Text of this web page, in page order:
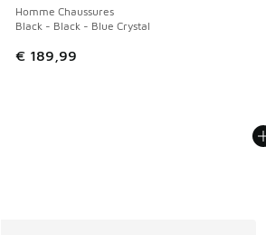
Homme Chaussures
Black - Black - Blue Crystal
€ 189,99